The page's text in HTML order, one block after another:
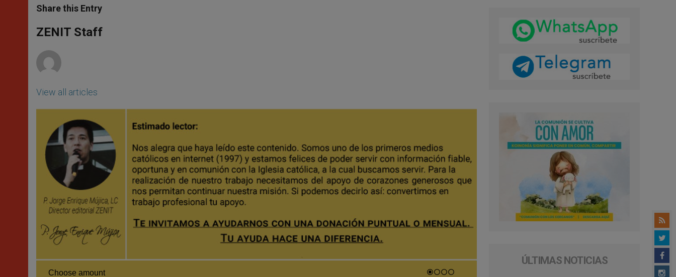
t
s
p
p
s
e
g
e
e
b
o
k
Share this Entry
ZENIT Staff
View all articles
ÚLTIMAS NOTICIAS